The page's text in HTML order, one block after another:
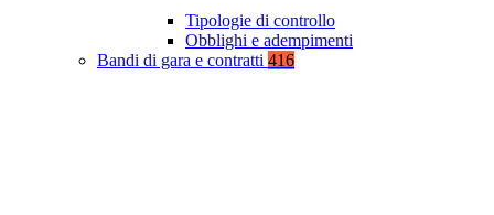
Tipologie di controllo
Obblighi e adempimenti
Bandi di gara e contratti 416